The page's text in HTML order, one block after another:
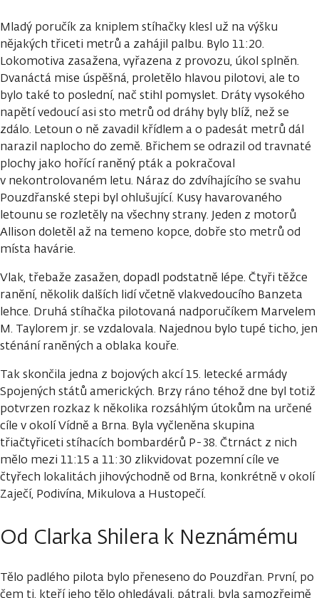
Mladý poručík za kniplem stíhačky klesl už na výšku
nějakých třiceti metrů a zahájil palbu. Bylo 11:20.
Lokomotiva zasažena, vyřazena z provozu, úkol splněn.
Dvanáctá mise úspěšná, proletělo hlavou pilotovi, ale to
bylo také to poslední, nač stihl pomyslet. Dráty vysokého
napětí vedoucí asi sto metrů od dráhy byly blíž, než se
zdálo. Letoun o ně zavadil křídlem a o padesát metrů dál
narazil naplocho do země. Břichem se odrazil od travnaté
plochy jako hořící raněný pták a pokračoval
v nekontrolovaném letu. Náraz do zdvíhajícího se svahu
Pouzdřanské stepi byl ohlušující. Kusy havarovaného
letounu se rozletěly na všechny strany. Jeden z motorů
Allison doletěl až na temeno kopce, dobře sto metrů od
místa havárie.
Vlak, třebaže zasažen, dopadl podstatně lépe. Čtyři těžce
ranění, několik dalších lidí včetně vlakvedoucího Banzeta
lehce. Druhá stíhačka pilotovaná nadporučíkem Marvelem
M. Taylorem jr. se vzdalovala. Najednou bylo tupé ticho, jen
sténání raněných a oblaka kouře.
Tak skončila jedna z bojových akcí 15. letecké armády
Spojených států amerických. Brzy ráno téhož dne byl totiž
potvrzen rozkaz k několika rozsáhlým útokům na určené
cíle v okolí Vídně a Brna. Byla vyčleněna skupina
třiačtyřiceti stíhacích bombardérů P-38. Čtrnáct z nich
mělo mezi 11:15 a 11:30 zlikvidovat pozemní cíle ve
čtyřech lokalitách jihovýchodně od Brna, konkrétně v okolí
Zaječí, Podivína, Mikulova a Hustopečí.
Od Clarka Shilera k Neznámému
Tělo padlého pilota bylo přeneseno do Pouzdřan. První, po
čem ti, kteří jeho tělo ohledávali, pátrali, byla samozřejmě